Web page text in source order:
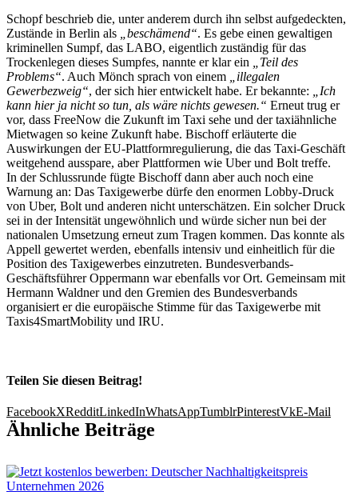
Schopf beschrieb die, unter anderem durch ihn selbst aufgedeckten,
Zustände in Berlin als „beschämend“. Es gebe einen gewaltigen
kriminellen Sumpf, das LABO, eigentlich zuständig für das
Trockenlegen dieses Sumpfes, nannte er klar ein „Teil des
Problems“. Auch Mönch sprach von einem „illegalen
Gewerbezweig“, der sich hier entwickelt habe. Er bekannte: „Ich
kann hier ja nicht so tun, als wäre nichts gewesen.“ Erneut trug er
vor, dass FreeNow die Zukunft im Taxi sehe und der taxiähnliche
Mietwagen so keine Zukunft habe. Bischoff erläuterte die
Auswirkungen der EU-Plattformregulierung, die das Taxi-Geschäft
weitgehend ausspare, aber Plattformen wie Uber und Bolt treffe.
In der Schlussrunde fügte Bischoff dann aber auch noch eine
Warnung an: Das Taxigewerbe dürfe den enormen Lobby-Druck
von Uber, Bolt und anderen nicht unterschätzen. Ein solcher Druck
sei in der Intensität ungewöhnlich und würde sicher nun bei der
nationalen Umsetzung erneut zum Tragen kommen. Das konnte als
Appell gewertet werden, ebenfalls intensiv und einheitlich für die
Position des Taxigewerbes einzutreten. Bundesverbands-
Geschäftsführer Oppermann war ebenfalls vor Ort. Gemeinsam mit
Hermann Waldner und den Gremien des Bundesverbands
organisiert er die europäische Stimme für das Taxigewerbe mit
Taxis4SmartMobility und IRU.
Teilen Sie diesen Beitrag!
FacebookXRedditLinkedInWhatsAppTumblrPinterestVkE-Mail
Ähnliche Beiträge